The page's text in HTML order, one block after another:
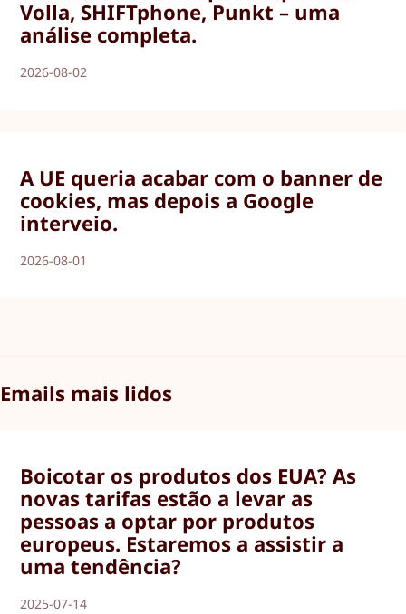
Volla, SHIFTphone, Punkt – uma
análise completa.
2026-08-02
A UE queria acabar com o banner de
cookies, mas depois a Google
interveio.
2026-08-01
Emails mais lidos
Boicotar os produtos dos EUA? As
novas tarifas estão a levar as
pessoas a optar por produtos
europeus. Estaremos a assistir a
uma tendência?
2025-07-14